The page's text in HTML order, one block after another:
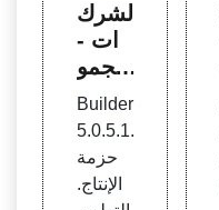
الشرك
ات -
مجمو
عة ر
ضا
Builder
5.0.5.1.
حزمة
الإنتاج.